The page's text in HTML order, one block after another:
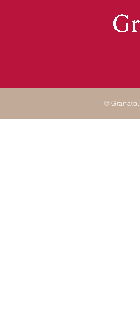
© Granato